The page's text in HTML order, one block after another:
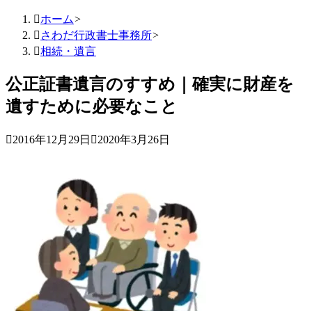
ホーム>
 さわだ行政書士事務所>
相続・遺言
公正証書遺言のすすめ｜確実に財産を
遺すために必要なこと
2016年12月29日 2020年3月26日